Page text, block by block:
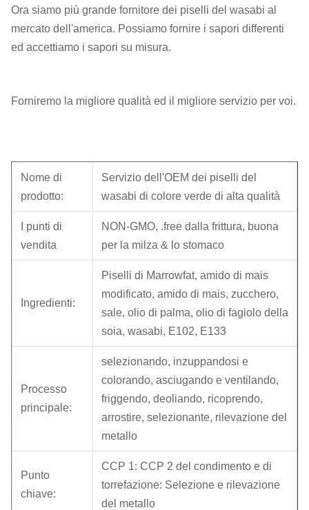
Ora siamo più grande fornitore dei piselli del wasabi al
mercato dell'america. Possiamo fornire i sapori differenti
ed accettiamo i sapori su misura.
Forniremo la migliore qualità ed il migliore servizio per voi.
Nome di
prodotto:
Servizio dell'OEM dei piselli del
wasabi di colore verde di alta qualità
I punti di
vendita
NON-GMO, .free dalla frittura, buona
per la milza & lo stomaco
Ingredienti:
Piselli di Marrowfat, amido di mais
modificato, amido di mais, zucchero,
sale, olio di palma, olio di fagiolo della
soia, wasabi, E102, E133
Processo
principale:
selezionando, inzuppandosi e
colorando, asciugando e ventilando,
friggendo, deoliando, ricoprendo,
arrostire, selezionante, rilevazione del
metallo
Punto
chiave:
CCP 1: CCP 2 del condimento e di
torrefazione: Selezione e rilevazione
del metallo